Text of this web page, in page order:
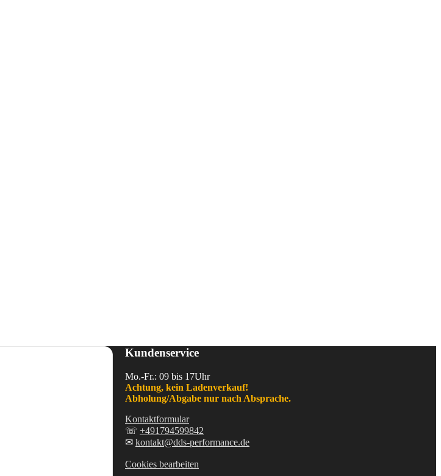
Kundenservice
Mo.-Fr.: 09 bis 17Uhr
Achtung, kein Ladenverkauf!
Abholung/Abgabe nur nach Absprache.
Kontaktformular
☏ +491794599842
✉ kontakt@dds-performance.de
Cookies bearbeiten